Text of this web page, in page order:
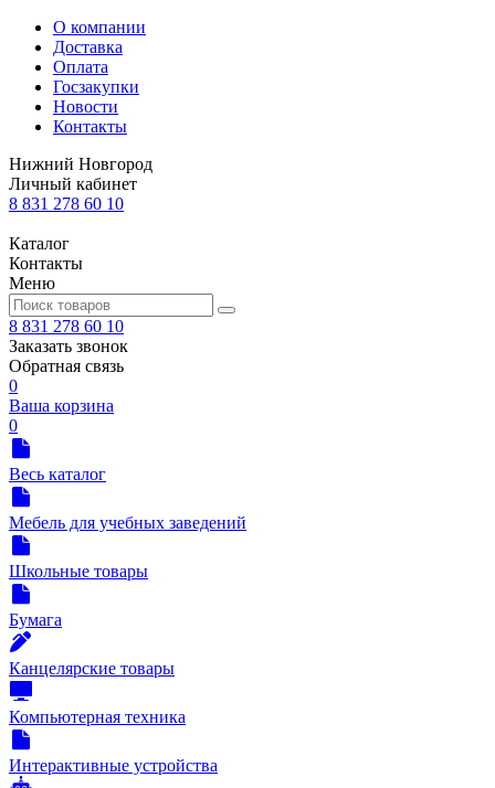
О компании
Доставка
Оплата
Госзакупки
Новости
Контакты
Нижний Новгород
Личный кабинет
8 831 278 60 10
Каталог
Контакты
Меню
8 831 278 60 10
Заказать звонок
Обратная связь
0
Ваша корзина
0
Весь каталог
Мебель для учебных заведений
Школьные товары
Бумага
Канцелярские товары
Компьютерная техника
Интерактивные устройства